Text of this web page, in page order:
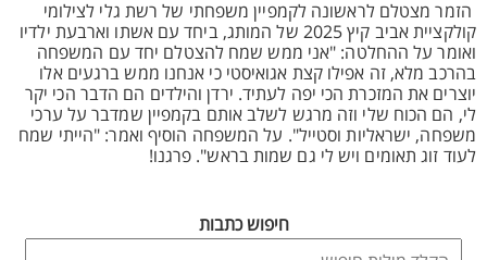
הזמר מצטלם לראשונה לקמפיין משפחתי של רשת גלי לצילומי
קולקציית אביב קיץ 2025 של המותג, ביחד עם אשתו וארבעת ילדיו
ואומר על ההחלטה: "אני ממש שמח להצטלם יחד עם המשפחה
בהרכב מלא, זה אפילו קצת אגואיסטי כי אנחנו ממש ברגעים אלו
יוצרים את המזכרת הכי יפה לעתיד. ירדן והילדים הם הדבר הכי יקר
לי, הם הכוח שלי וזה מרגש לשלב אותם בקמפיין שמדבר על ערכי
משפחה, ישראליות וסטייל". על המשפחה הוסיף ואמר: "הייתי שמח
לעוד זוג תאומים ויש לי גם שמות בראש". פרגנו!
חיפוש כתבות